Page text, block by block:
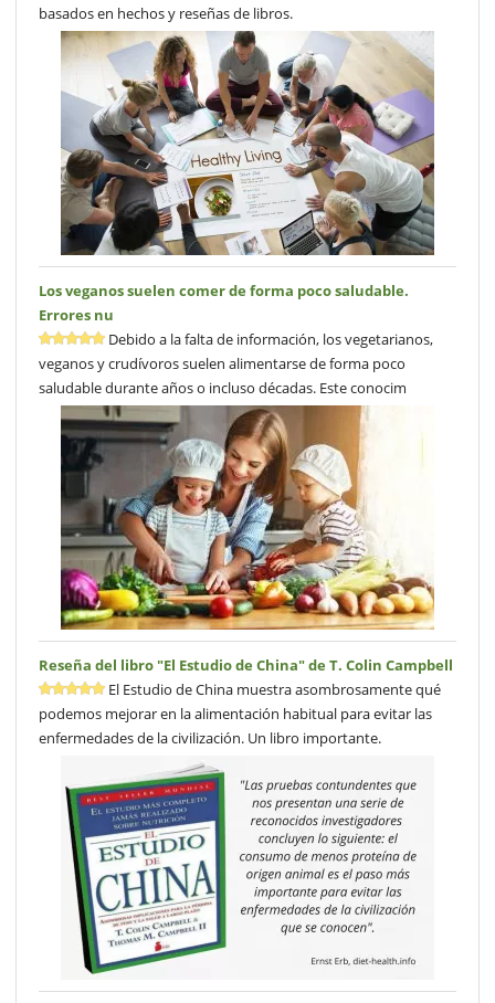
basados en hechos y reseñas de libros.
Los veganos suelen comer de forma poco saludable.
Errores nu
Debido a la falta de información, los vegetarianos,
veganos y crudívoros suelen alimentarse de forma poco
saludable durante años o incluso décadas. Este conocim
Reseña del libro "El Estudio de China" de T. Colin Campbell
El Estudio de China muestra asombrosamente qué
podemos mejorar en la alimentación habitual para evitar las
enfermedades de la civilización. Un libro importante.